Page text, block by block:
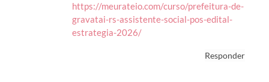
https://meurateio.com/curso/prefeitura-de-
gravatai-rs-assistente-social-pos-edital-
estrategia-2026/
Responder